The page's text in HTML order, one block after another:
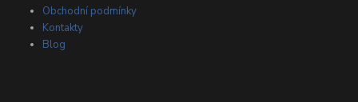
Obchodní podmínky
Kontakty
Blog